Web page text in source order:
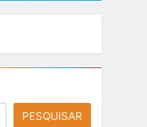
PESQUISAR